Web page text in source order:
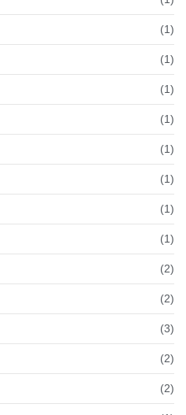
(1)
(1)
(1)
(1)
(1)
(1)
(1)
(1)
(2)
(2)
(3)
(2)
(2)